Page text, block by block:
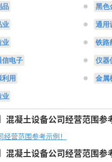
品 黑色
业 通用
业 铁路
信电子 仪器
利用 金属
业
混凝土设备公司经营范围参
营范围参考示例！
混凝土设备公司经营范围参